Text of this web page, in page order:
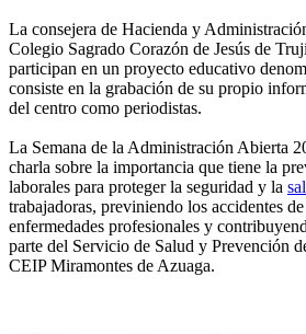
La consejera de Hacienda y
Colegio Sagrado Corazón de Jesús de
participan en un proyecto educativo
consiste en la grabación de su propio
del centro como periodistas.
La Semana de la Administración Abierta
charla sobre la importancia que tiene la
laborales para proteger la seguridad y la
trabajadoras, previniendo los accidentes
enfermedades profesionales y
parte del Servicio de Salud y Prevención
CEIP Miramontes de Azuaga.